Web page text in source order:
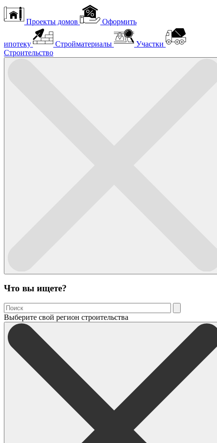
Проекты домов Оформить
ипотеку Стройматериалы
Участки
Строительство
Что вы ищете?
Выберите свой регион строительства